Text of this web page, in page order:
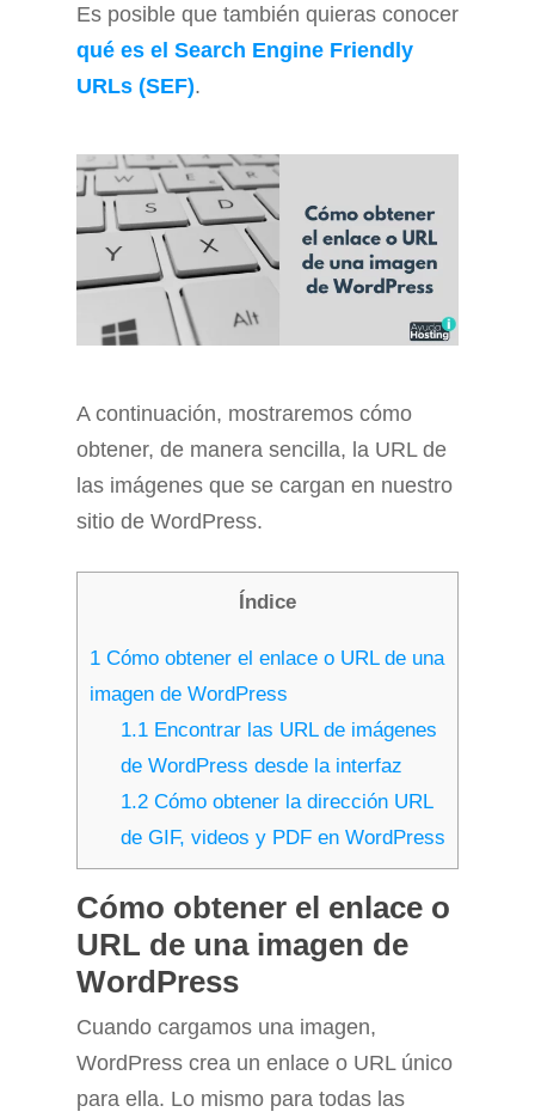
Es posible que también quieras conocer
qué es el Search Engine Friendly
URLs (SEF).
A continuación, mostraremos cómo
obtener, de manera sencilla, la URL de
las imágenes que se cargan en nuestro
sitio de WordPress.
Índice
1 Cómo obtener el enlace o URL de una
imagen de WordPress
1.1Encontrar las URL de imágenes
de WordPress desde la interfaz
1.2Cómo obtener la dirección URL
de GIF, videos y PDF en WordPress
Cómo obtener el enlace o
URL de una imagen de
WordPress
Cuando cargamos una imagen,
WordPress crea un enlace o URL único
para ella. Lo mismo para todas las